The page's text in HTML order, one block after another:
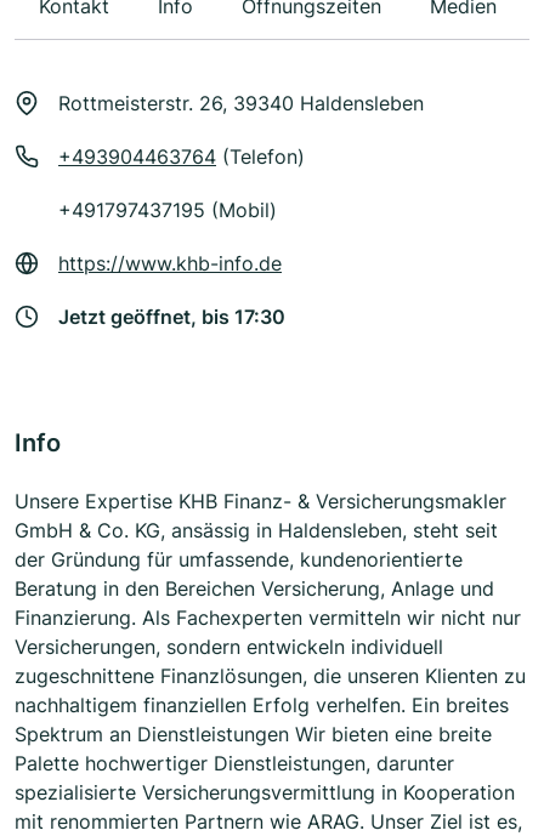
Kontakt Info Öffnungszeiten Medien
Rottmeisterstr. 26, 39340 Haldensleben
+493904463764 (Telefon)
+491797437195 (Mobil)
https://www.khb-info.de
Jetzt geöffnet, bis 17:30
Info
Unsere Expertise KHB Finanz- & Versicherungsmakler
GmbH & Co. KG, ansässig in Haldensleben, steht seit
der Gründung für umfassende, kundenorientierte
Beratung in den Bereichen Versicherung, Anlage und
Finanzierung. Als Fachexperten vermitteln wir nicht nur
Versicherungen, sondern entwickeln individuell
zugeschnittene Finanzlösungen, die unseren Klienten zu
nachhaltigem finanziellen Erfolg verhelfen. Ein breites
Spektrum an Dienstleistungen Wir bieten eine breite
Palette hochwertiger Dienstleistungen, darunter
spezialisierte Versicherungsvermittlung in Kooperation
mit renommierten Partnern wie ARAG. Unser Ziel ist es,